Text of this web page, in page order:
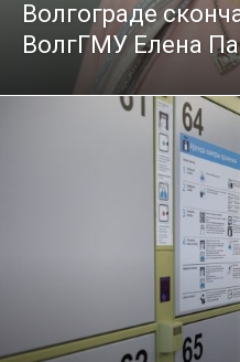
Волгограде
ВолгГМУ Елена